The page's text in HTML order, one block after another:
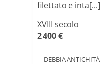
filettato e inta[...]
XVIII secolo
2 400 €
DEBBIA ANTICHITÀ